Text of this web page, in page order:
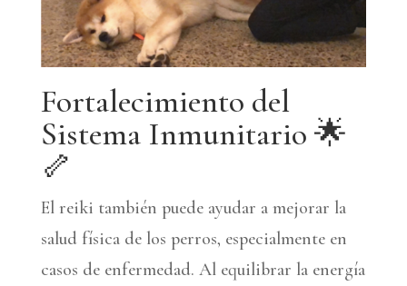
Fortalecimiento del
Sistema Inmunitario 🌟
🦴
El reiki también puede ayudar a mejorar la
salud física de los perros, especialmente en
casos de enfermedad. Al equilibrar la energía